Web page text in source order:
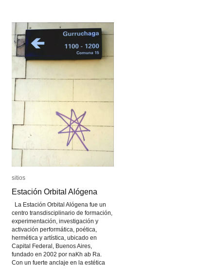
la
Imagen
la
Imagen
sitios
Estación Orbital Alógena
La Estación Orbital Alógena fue un
centro transdisciplinario de formación,
experimentación, investigación y
activación performática, poética,
hermética y artística, ubicado en
Capital Federal, Buenos Aires,
fundado en 2002 por naKh ab Ra.
Con un fuerte anclaje en la estética
sitios
Estación Orbital Alógena